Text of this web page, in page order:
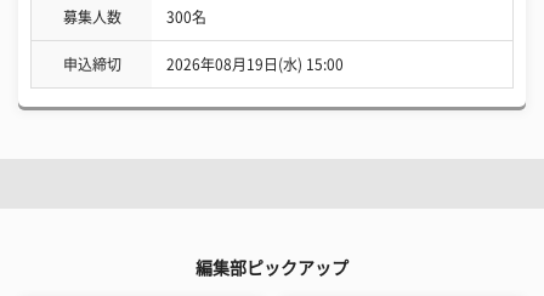
募集人数 300名
申込締切 2026年08月19日(水) 15:00
編集部ピックアップ